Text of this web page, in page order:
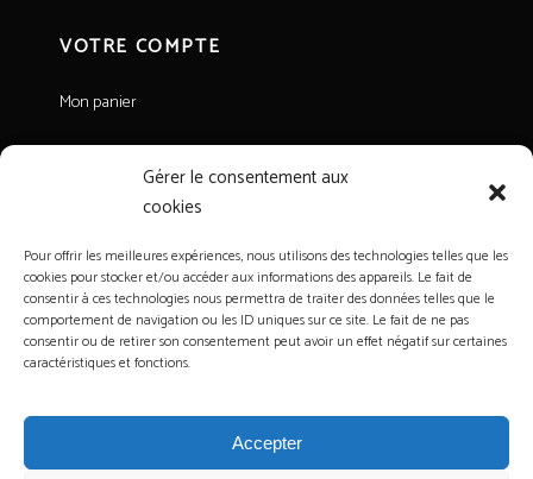
Gérer le consentement aux
cookies
Pour offrir les meilleures expériences, nous utilisons des technologies telles que les
cookies pour stocker et/ou accéder aux informations des appareils. Le fait de
consentir à ces technologies nous permettra de traiter des données telles que le
comportement de navigation ou les ID uniques sur ce site. Le fait de ne pas
consentir ou de retirer son consentement peut avoir un effet négatif sur certaines
caractéristiques et fonctions.
Accepter
VOTRE COMPTE
Mon panier
INFORMATIONS LÉGALES
Mentions légales
Politique de confidentialité
Conditions Générales de Vente